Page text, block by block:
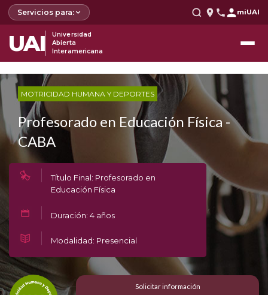
Servicios para: miUAI
UAI
Universidad
Abierta
Interamericana
MOTRICIDAD HUMANA Y DEPORTES
Profesorado en Educación Física -
CABA
Título Final: Profesorado en
Educación Física
Duración: 4 años
Modalidad: Presencial
Solicitar información